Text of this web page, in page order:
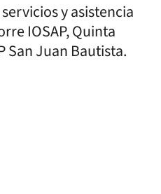
y asistencia
IOSAP, Quinta
San Juan Bautista.